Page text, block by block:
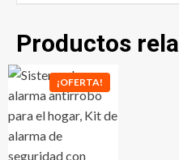
Productos
¡OFERTA!